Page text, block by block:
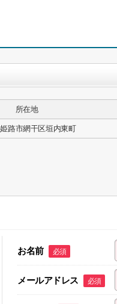
所在地
路市網干区垣内東町
お名前 必須
メールアドレス 必須